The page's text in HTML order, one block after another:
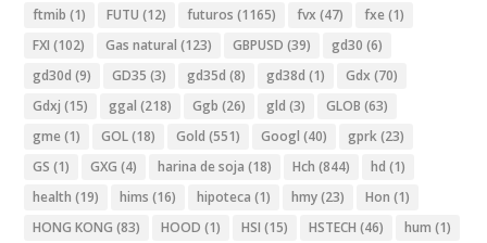
ftmib (1) FUTU (12) futuros (1165) fvx (47) fxe (1)
FXI (102) Gas natural (123) GBPUSD (39) gd30 (6)
gd30d (9) GD35 (3) gd35d (8) gd38d (1) Gdx (70)
Gdxj (15) ggal (218) Ggb (26) gld (3) GLOB (63)
gme (1) GOL(18) Gold (551) Googl (40) gprk(23)
GS (1) GXG (4) harina de soja (18) Hch (844) hd (1)
health (19) hims (16) hipoteca (1) hmy(23) Hon (1)
HONG KONG (83) HOOD (1) HSI (15) HSTECH (46) hum (1)